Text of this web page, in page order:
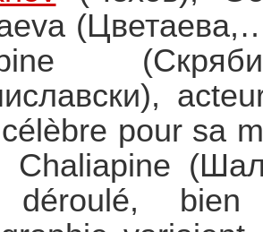
pour sa
Chaliapine
déroulé,